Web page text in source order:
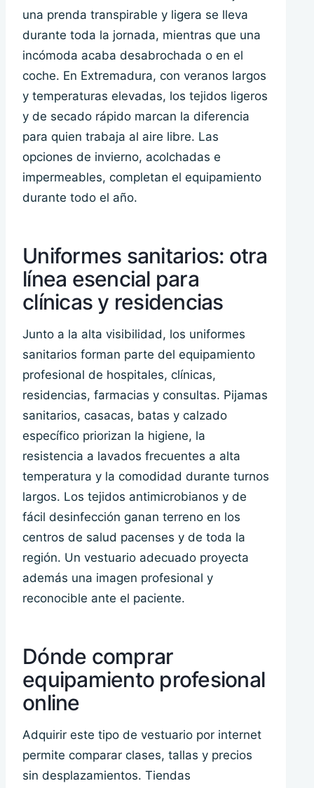
una prenda transpirable y ligera se lleva
durante toda la jornada, mientras que una
incómoda acaba desabrochada o en el
coche. En Extremadura, con veranos largos
y temperaturas elevadas, los tejidos ligeros
y de secado rápido marcan la diferencia
para quien trabaja al aire libre. Las
opciones de invierno, acolchadas e
impermeables, completan el equipamiento
durante todo el año.
Uniformes sanitarios: otra
línea esencial para
clínicas y residencias
Junto a la alta visibilidad, los uniformes
sanitarios forman parte del equipamiento
profesional de hospitales, clínicas,
residencias, farmacias y consultas. Pijamas
sanitarios, casacas, batas y calzado
específico priorizan la higiene, la
resistencia a lavados frecuentes a alta
temperatura y la comodidad durante turnos
largos. Los tejidos antimicrobianos y de
fácil desinfección ganan terreno en los
centros de salud pacenses y de toda la
región. Un vestuario adecuado proyecta
además una imagen profesional y
reconocible ante el paciente.
Dónde comprar
equipamiento profesional
online
Adquirir este tipo de vestuario por internet
permite comparar clases, tallas y precios
sin desplazamientos. Tiendas